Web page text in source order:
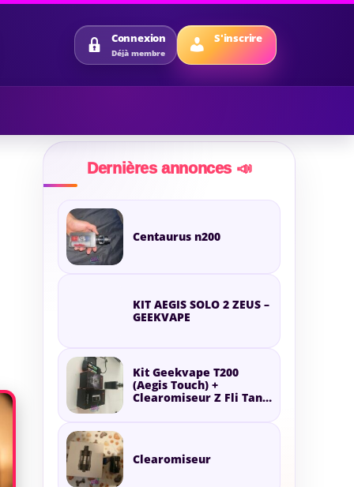
Connexion
Déjà membre
S'inscrire
Dernières annonces 📣
Centaurus n200
KIT AEGIS SOLO 2 ZEUS –
GEEKVAPE
Kit Geekvape T200
(Aegis Touch) +
Clearomiseur Z Fli Tank
Clearomiseur